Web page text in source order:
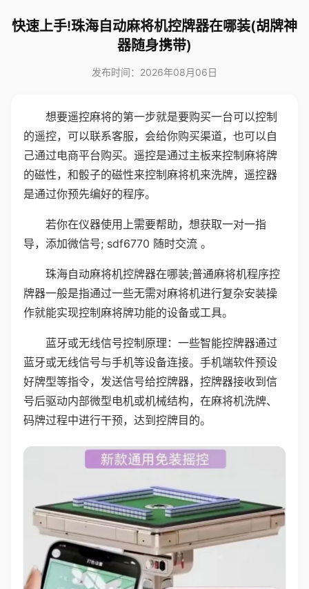
快速上手!珠海自动麻将机控牌器在哪装(胡牌神
器随身携带)
发布时间：2026年08月06日
想要遥控麻将的第一步就是要购买一台可以控制
的遥控，可以联系客服，会给你购买渠道，也可以自
己通过电商平台购买。遥控是通过主板来控制麻将牌
的磁性，和骰子的磁性来控制麻将机来洗牌，遥控器
是通过你预先编好的程序。
若你在仪器使用上需要帮助，想获取一对一指
导，添加微信号; sdf6770 随时交流 。
珠海自动麻将机控牌器在哪装;普通麻将机程序控
牌器一般是指通过一些无需对麻将机进行复杂安装操
作就能实现控制麻将牌功能的设备或工具。
蓝牙或无线信号控制原理：一些智能控牌器通过
蓝牙或无线信号与手机等设备连接。手机端软件预设
好牌型等指令，发送信号给控牌器，控牌器接收到信
号后驱动内部微型电机或机械结构，在麻将机洗牌、
码牌过程中进行干预，达到控牌目的。